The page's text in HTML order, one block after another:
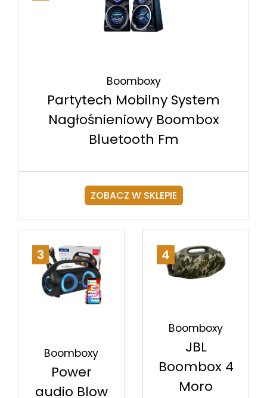
Boomboxy
Partytech Mobilny System
Nagłośnieniowy Boombox
Bluetooth Fm
ZOBACZ W SKLEPIE
3
Boomboxy
Power
audio Blow
4
Boomboxy
JBL
Boombox 4
Moro